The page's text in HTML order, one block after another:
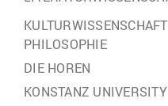
PHILOSOPHIE
DIE HOREN
KONSTANZ